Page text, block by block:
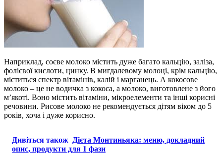
Наприклад, соєве молоко містить дуже багато кальцію, заліза,
фолієвої кислоти, цинку. В мигдалевому молоці, крім кальцію,
міститься спектр вітамінів, калій і марганець. А кокосове
молоко – це не водичка з кокоса, а молоко, виготовлене з його
м’якоті. Воно містить вітаміни, мікроелементи та інші корисні
речовини. Рисове молоко не рекомендується дітям віком до 5
років, хоча і дуже корисно.
Дивіться також Дієта Монтиньяка: меню, докладний
опис, продукти для 1 фази